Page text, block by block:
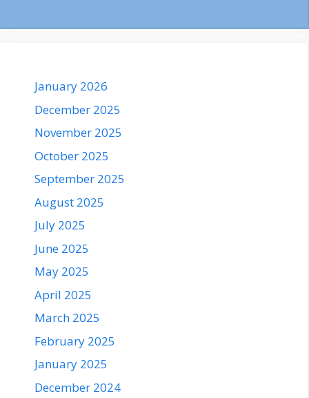
January 2026
December 2025
November 2025
October 2025
September 2025
August 2025
July 2025
June 2025
May 2025
April 2025
March 2025
February 2025
January 2025
December 2024